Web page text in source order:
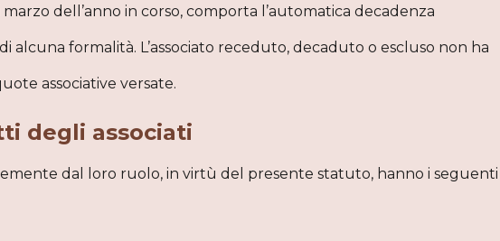
dell’anno in corso, comporta l’automatica decadenza
alcuna formalità. L’associato receduto, decaduto o escluso non ha
associative versate.
degli associati
dal loro ruolo, in virtù del presente statuto, hanno i seguenti